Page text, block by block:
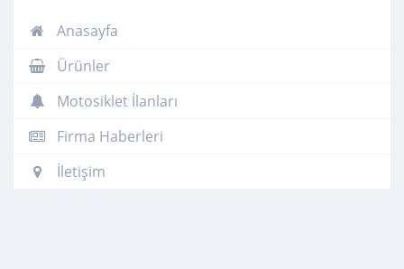
Anasayfa
Ürünler
Motosiklet İlanları
Firma Haberleri
İletişim